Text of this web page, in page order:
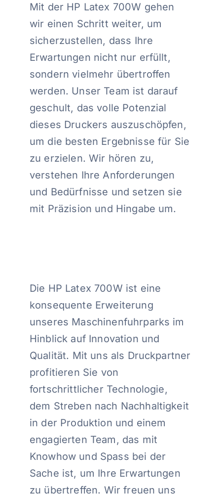
Mit der HP Latex 700W gehen
wir einen Schritt weiter, um
sicherzustellen, dass Ihre
Erwartungen nicht nur erfüllt,
sondern vielmehr übertroffen
werden. Unser Team ist darauf
geschult, das volle Potenzial
dieses Druckers auszuschöpfen,
um die besten Ergebnisse für Sie
zu erzielen. Wir hören zu,
verstehen Ihre Anforderungen
und Bedürfnisse und setzen sie
mit Präzision und Hingabe um.
Die HP Latex 700W ist eine
konsequente Erweiterung
unseres Maschinenfuhrparks im
Hinblick auf Innovation und
Qualität. Mit uns als Druckpartner
profitieren Sie von
fortschrittlicher Technologie,
dem Streben nach Nachhaltigkeit
in der Produktion und einem
engagierten Team, das mit
Knowhow und Spass bei der
Sache ist, um Ihre Erwartungen
zu übertreffen. Wir freuen uns